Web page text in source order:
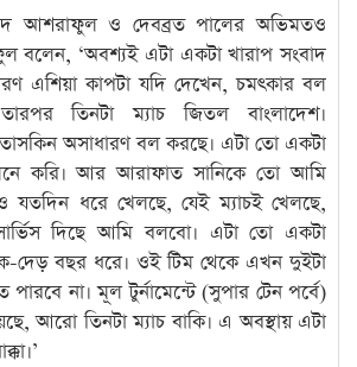
আশরাফুল ও দেবব্রত পালের অভিমতও
‘অবশ্যই এটা একটা খারাপ সংবাদ
এশিয়া কাপটা যদি দেখেন, চমৎকার বল
তিনটা ম্যাচ জিতল বাংলাদেশ।
তাসকিন অসাধারণ বল করছে। এটা তো একটা
করি। আর আরাফাত সানিকে তো আমি
ধরে খেলছে, যেই ম্যাচই খেলছে,
দিছে আমি বলবো। এটা তো একটা
দেড় বছর ধরে। ওই টিম থেকে এখন দুইটা
পারবে না। মূল টুর্নামেন্টে (সুপার টেন পর্বে)
আরো তিনটা ম্যাচ বাকি। এ অবস্থায় এটা